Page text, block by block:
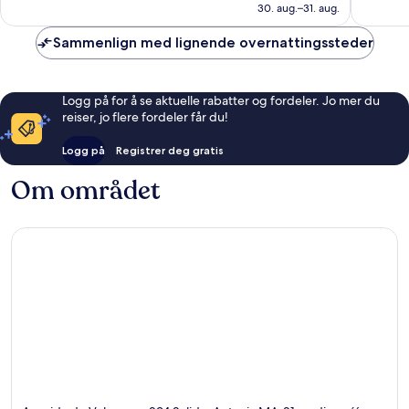
1 382 kr
30. aug.–31. aug.
Sammenlign med lignende overnattingssteder
Logg på for å se aktuelle rabatter og fordeler. Jo mer du
reiser, jo flere fordeler får du!
Logg på Registrer deg gratis
Om området